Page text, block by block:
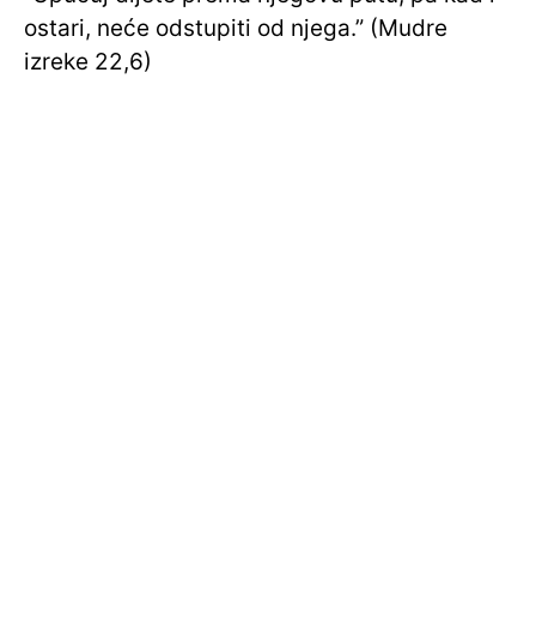
ostari, neće odstupiti od njega.” (Mudre
izreke 22,6)